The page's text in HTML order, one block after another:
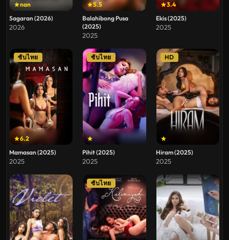
nan
Sagaran (2026)
2026
5.5
Balahibong Pusa
(2025)
2025
3.4
Ekis (2025)
2025
6.2
ซับไทย
Mamasan (2025)
2025
ซับไทย
Pihit (2025)
2025
HD
Hiram (2025)
2025
ซับไทย